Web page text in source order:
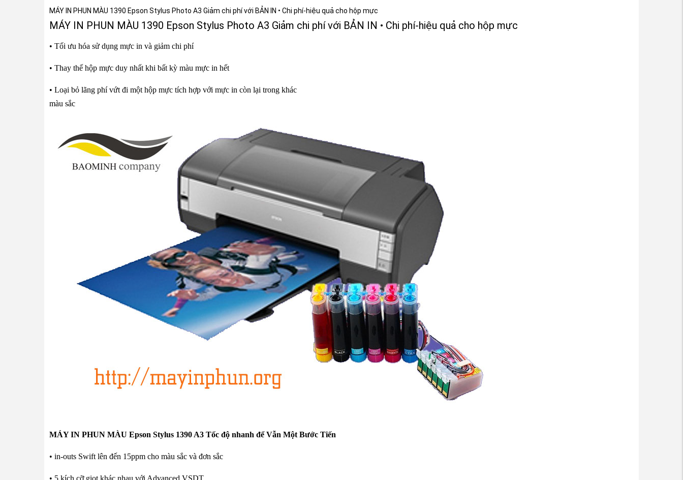
MÁY IN PHUN MÀU 1390 Epson Stylus Photo A3 Giảm chi phí với BẢN IN • Chi phí-hiệu quả cho hộp mực
MÁY IN PHUN MÀU 1390 Epson Stylus Photo A3 Giảm chi phí với BẢN IN • Chi phí-hiệu quả cho hộp mực
• Tối ưu hóa sử dụng mực in và giảm chi phí
• Thay thế hộp mực duy nhất khi bất kỳ màu mực in hết
• Loại bỏ lãng phí vứt đi một hộp mực tích hợp với mực in còn lại trong khác
màu sắc
MÁY IN PHUN MÀU Epson Stylus 1390 A3 Tốc độ nhanh để Vẫn Một Bước Tiến
• in-outs Swift lên đến 15ppm cho màu sắc và đơn sắc
• 5 kích cỡ giọt khác nhau với Advanced VSDT